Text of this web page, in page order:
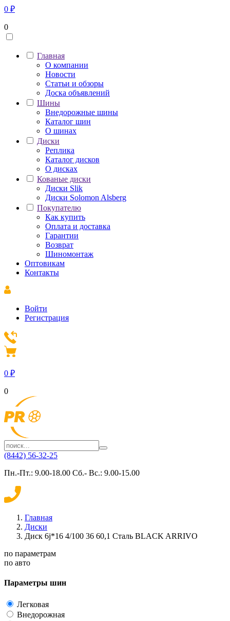
0 ₽
0
Главная
О компании
Новости
Статьи и обзоры
Доска объявлений
Шины
Внедорожные шины
Каталог шин
О шинах
Диски
Реплика
Каталог дисков
О дисках
Кованые диски
Диски Slik
Диски Solomon Alsberg
Покупателю
Как купить
Оплата и доставка
Гарантии
Возврат
Шиномонтаж
Оптовикам
Контакты
Войти
Регистрация
0 ₽
0
(8442) 56-32-25
Пн.-Пт.: 9.00-18.00 Сб.- Вс.: 9.00-15.00
Главная
Диски
Диск 6j*16 4/100 36 60,1 Сталь BLACK ARRIVO
по параметрам
по авто
Параметры шин
Легковая
Внедорожная